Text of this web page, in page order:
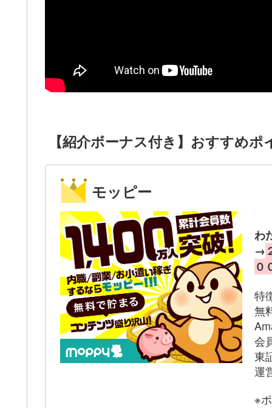
【紹介ボーナス付き】おすすめ
モッピー
わ
→
０
特
無
会
東
運
※